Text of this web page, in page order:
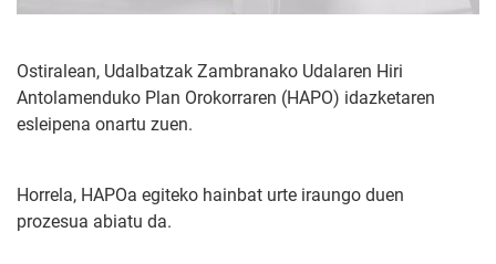
Ostiralean, Udalbatzak Zambranako Udalaren Hiri
Antolamenduko Plan Orokorraren (HAPO) idazketaren
esleipena onartu zuen.
Horrela, HAPOa egiteko hainbat urte iraungo duen
prozesua abiatu da.